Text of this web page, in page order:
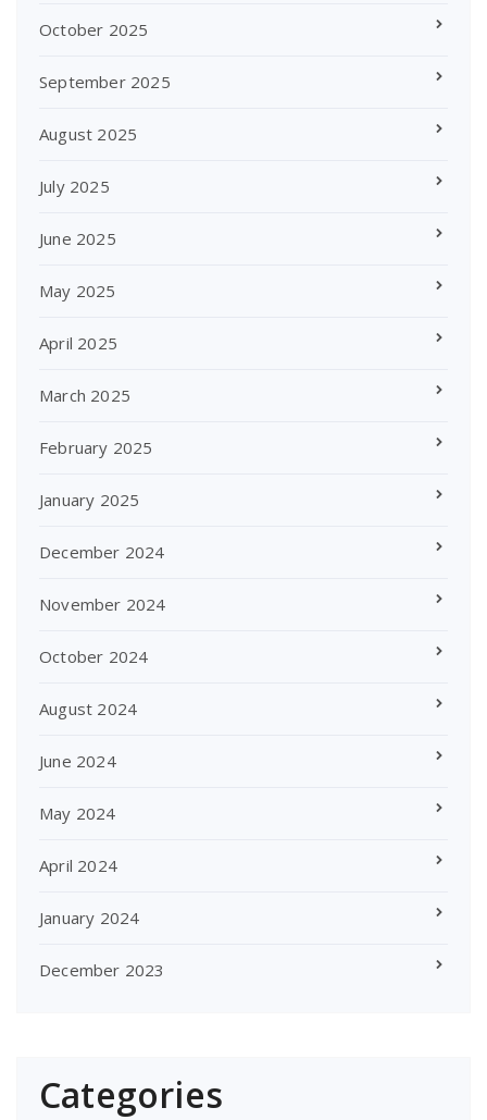
October 2025
September 2025
August 2025
July 2025
June 2025
May 2025
April 2025
March 2025
February 2025
January 2025
December 2024
November 2024
October 2024
August 2024
June 2024
May 2024
April 2024
January 2024
December 2023
Categories